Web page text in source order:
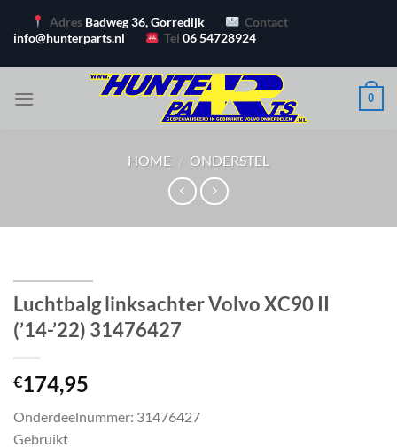
naar
Adres Badweg 36, Gorredijk
Contact
info@hunterparts.nl
Tel06 54728924
0
HOME / ONDERSTEL
Luchtbalg linksachter Volvo XC90 II
(’14-’22) 31476427
€174,95
Onderdeelnummer: 31476427
Gebruikt